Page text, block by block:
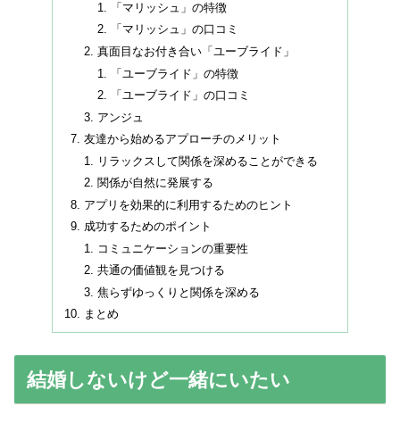
「マリッシュ」の特徴
「マリッシュ」の口コミ
真面目なお付き合い「ユーブライド」
「ユーブライド」の特徴
「ユーブライド」の口コミ
アンジュ
友達から始めるアプローチのメリット
リラックスして関係を深めることができる
関係が自然に発展する
アプリを効果的に利用するためのヒント
成功するためのポイント
コミュニケーションの重要性
共通の価値観を見つける
焦らずゆっくりと関係を深める
まとめ
結婚しないけど一緒にいたい